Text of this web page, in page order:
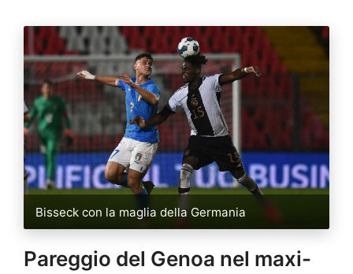
Bisseck con la maglia della Germania
Pareggio del Genoa nel maxi-